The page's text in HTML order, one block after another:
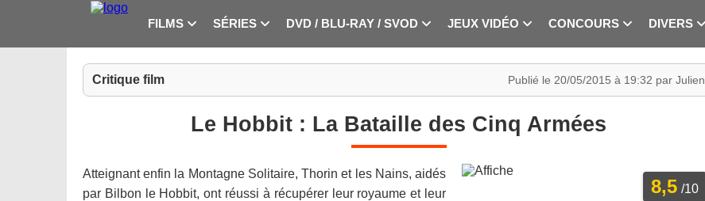
FILMS SÉRIES DVD / BLU-RAY / SVOD JEUX VIDÉO CONCOURS DIVERS
Critique film Publié le 20/05/2015 à 19:32 par Julien
Le Hobbit : La Bataille des Cinq Armées
8,5 /10
Atteignant enfin la Montagne Solitaire, Thorin et les Nains, aidés
par Bilbon le Hobbit, ont réussi à récupérer leur royaume et leur